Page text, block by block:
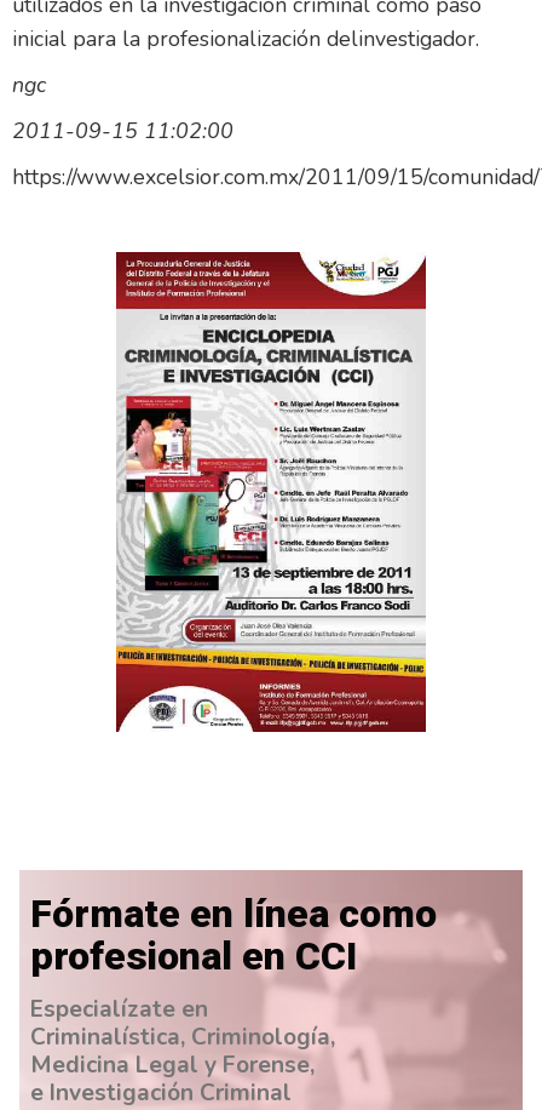
inicial para la profesionalización delinvestigador.
ngc
2011-09-15 11:02:00
https://www.excelsior.com.mx/2011/09/15/
Fórmate en línea como
profesional en CCI
Especialízate en
Criminalística, Criminología,
Medicina Legal y Forense,
e Investigación Criminal